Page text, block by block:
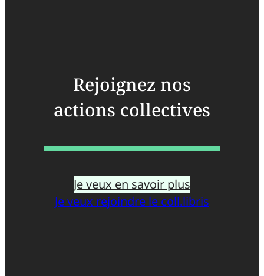
Rejoignez nos
actions collectives
Je veux en savoir plus
Je veux rejoindre le coll.libris